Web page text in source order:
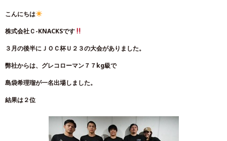
こんにちは
株式会社Ｃ-KNACKSです
３月の後半にＪＯＣ杯Ｕ２３の大会がありました。
弊社からは、グレコローマン７７kg級で
島袋希理瑠が一名出場しました。
結果は２位